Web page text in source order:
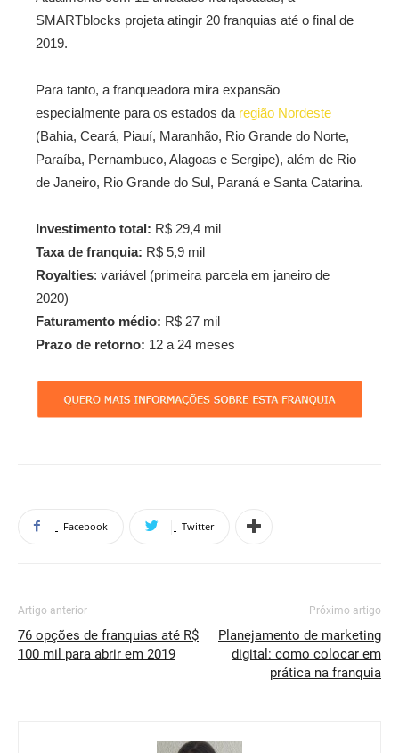
SMARTblocks projeta atingir 20 franquias até o final de
2019.
Para tanto, a franqueadora mira expansão
especialmente para os estados da região Nordeste
(Bahia, Ceará, Piauí, Maranhão, Rio Grande do Norte,
Paraíba, Pernambuco, Alagoas e Sergipe), além de Rio
de Janeiro, Rio Grande do Sul, Paraná e Santa Catarina.
Investimento total: R$ 29,4 mil
Taxa de franquia: R$ 5,9 mil
Royalties: variável (primeira parcela em janeiro de
2020)
Faturamento médio: R$ 27 mil
Prazo de retorno: 12 a 24 meses
Facebook Twitter
Artigo anterior
76 opções de franquias até R$
100 mil para abrir em 2019
Próximo artigo
Planejamento de marketing
digital: como colocar em
prática na franquia